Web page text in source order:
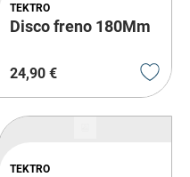
TEKTRO
Disco freno 180Mm
24,90 €
TEKTRO